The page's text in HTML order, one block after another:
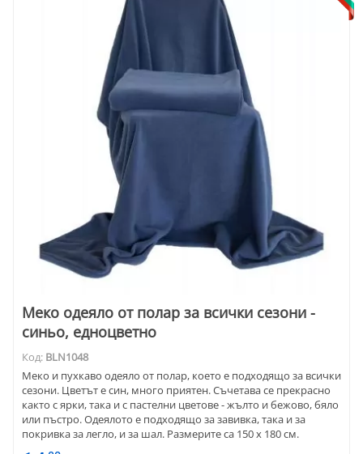
Меко одеяло от полар за всички сезони -
синьо, едноцветно
Код: BLN1048
Меко и пухкаво одеяло от полар, което е подходящо за всички
сезони. Цветът е син, много приятен. Съчетава се прекрасно
както с ярки, така и с пастелни цветове - жълто и бежово, бяло
или пъстро. Одеялото е подходящо за завивка, така и за
покривка за легло, и за шал. Размерите са 150 x 180 см.